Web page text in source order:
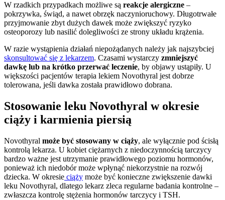
W rzadkich przypadkach możliwe są reakcje alergiczne –
pokrzywka, świąd, a nawet obrzęk naczynioruchowy. Długotrwałe
przyjmowanie zbyt dużych dawek może zwiększyć ryzyko
osteoporozy lub nasilić dolegliwości ze strony układu krążenia.
W razie wystąpienia działań niepożądanych należy jak najszybciej
skonsultować się z lekarzem. Czasami wystarczy zmniejszyć
dawkę lub na krótko przerwać leczenie, by objawy ustąpiły. U
większości pacjentów terapia lekiem Novothyral jest dobrze
tolerowana, jeśli dawka została prawidłowo dobrana.
Stosowanie leku Novothyral w okresie
ciąży i karmienia piersią
Novothyral może być stosowany w ciąży, ale wyłącznie pod ścisłą
kontrolą lekarza. U kobiet ciężarnych z niedoczynnością tarczycy
bardzo ważne jest utrzymanie prawidłowego poziomu hormonów,
ponieważ ich niedobór może wpłynąć niekorzystnie na rozwój
dziecka. W okresie ciąży może być konieczne zwiększenie dawki
leku Novothyral, dlatego lekarz zleca regularne badania kontrolne –
zwłaszcza kontrolę stężenia hormonów tarczycy i TSH.